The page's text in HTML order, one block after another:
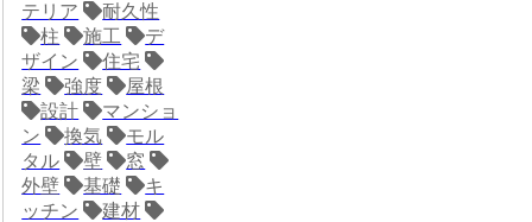
テリア
耐久性
柱
施工
デ
ザイン
住宅
梁
強度
屋根
設計
マンショ
ン
換気
モル
タル
壁
窓
外壁
基礎
キ
ッチン
建材